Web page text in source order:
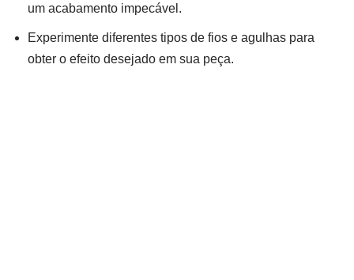
um acabamento impecável.
Experimente diferentes tipos de fios e agulhas para
obter o efeito desejado em sua peça.